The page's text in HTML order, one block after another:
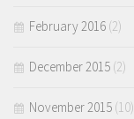
February 2016 (2)
December 2015 (2)
November 2015 (10)